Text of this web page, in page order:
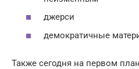
джерси
демократичные
Также сегодня на первом